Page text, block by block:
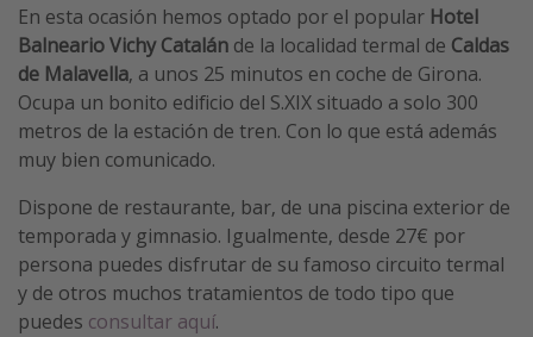
En esta ocasión hemos optado por el popular Hotel
Balneario Vichy Catalán de la localidad termal de Caldas
de Malavella, a unos 25 minutos en coche de Girona.
Ocupa un bonito edificio del S.XIX situado a solo 300
metros de la estación de tren. Con lo que está además
muy bien comunicado.
Dispone de restaurante, bar, de una piscina exterior de
temporada y gimnasio. Igualmente, desde 27€ por
persona puedes disfrutar de su famoso circuito termal
y de otros muchos tratamientos de todo tipo que
puedes consultar aquí.